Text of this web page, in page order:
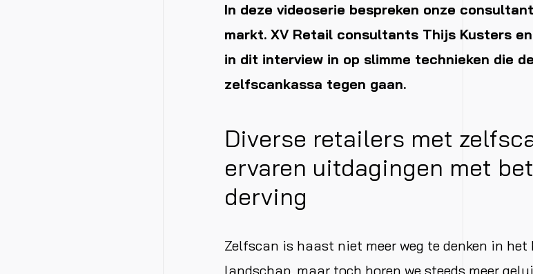
In deze videoserie bespreken onze
markt. XV Retail consultants Thijs Kusters
in dit interview in op slimme technieken die
zelfscankassa tegen gaan.
Diverse retailers met
ervaren uitdagingen met
derving
Zelfscan is haast niet meer weg te denken in
landschap, maar toch horen we steeds meer